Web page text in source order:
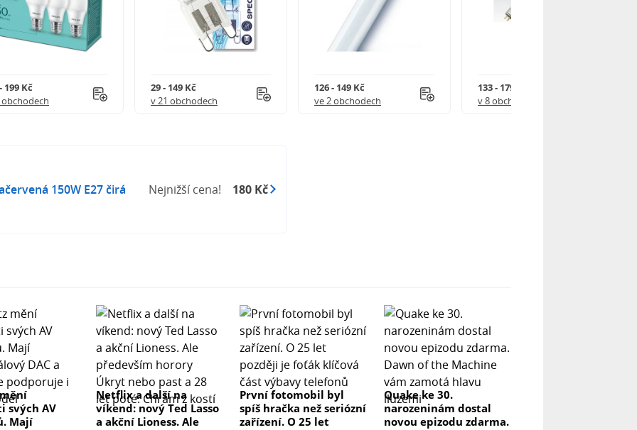
199 Kč
obchodech
29 - 149 Kč
v 21 obchodech
126 - 149 Kč
ve 2 obchodech
133 - 179 Kč
v 8 obchodech
150W E27 čirá Nejnižší cena! 180 Kč
svých AV
Mají
Netflix a další na
víkend: nový Ted Lasso
a akční Lioness. Ale
První fotomobil byl
spíš hračka než seriózní
zařízení. O 25 let
Quake ke 30.
narozeninám dostal
novou epizodu zdarma.